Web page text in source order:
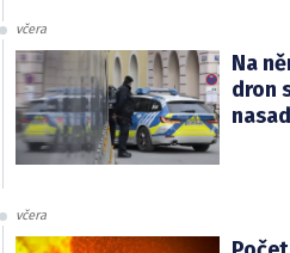
včera
Na
dron
včera